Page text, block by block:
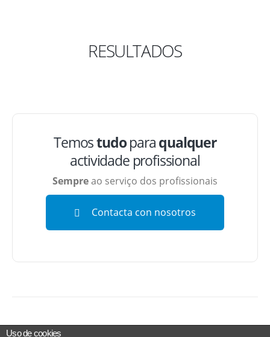
RESULTADOS
Temostudoparaqualquer
actividade profissional
Sempreao serviço dos profissionais
Contacta con nosotros
Uso de cookies